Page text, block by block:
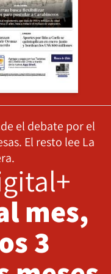
el debate por el
El resto lee La
mes,
3